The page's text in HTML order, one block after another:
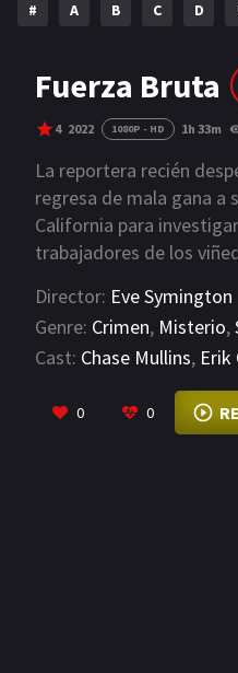
AÑOS
2023
2021
2019
2014
2002
# A B C D
Fuerza Bruta
4 2022 1080P - HD 1h 33m
La reportera recién
regresa de mala gana a
California para
trabajadores de los
la brillante fachada de la
Director: Eve Symington
Genre: Crimen, Misterio,
Cast: Chase Mullins, Erik
0 0